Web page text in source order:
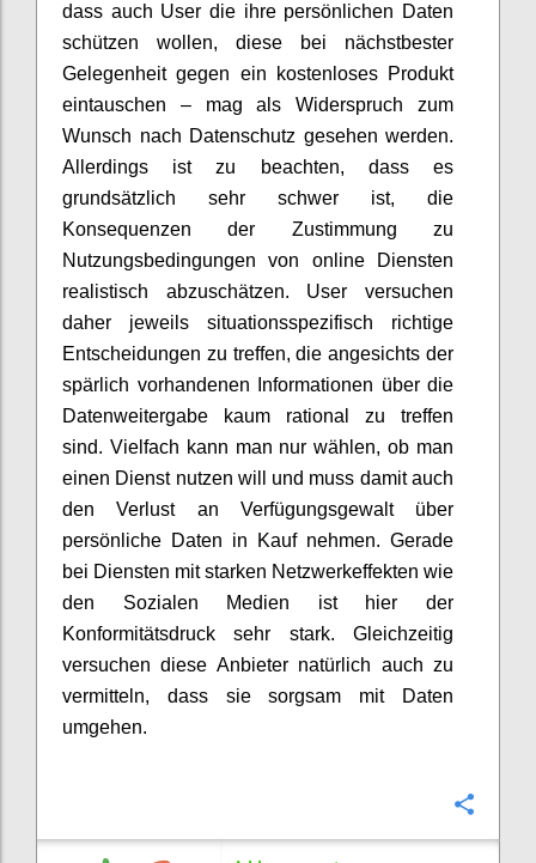
dass auch User die ihre persönlichen Daten
schützen wollen, diese bei nächstbester
Gelegenheit gegen ein kostenloses Produkt
eintauschen – mag als Widerspruch zum
Wunsch nach Datenschutz gesehen werden.
Allerdings ist zu beachten, dass es
grundsätzlich sehr schwer ist, die
Konsequenzen der Zustimmung zu
Nutzungsbedingungen von online Diensten
realistisch abzuschätzen. User versuchen
daher jeweils situationsspezifisch richtige
Entscheidungen zu treffen, die angesichts der
spärlich vorhandenen Informationen über die
Datenweitergabe kaum rational zu treffen
sind. Vielfach kann man nur wählen, ob man
einen Dienst nutzen will und muss damit auch
den Verlust an Verfügungsgewalt über
persönliche Daten in Kauf nehmen. Gerade
bei Diensten mit starken Netzwerkeffekten wie
den Sozialen Medien ist hier der
Konformitätsdruck sehr stark. Gleichzeitig
versuchen diese Anbieter natürlich auch zu
vermitteln, dass sie sorgsam mit Daten
umgehen.